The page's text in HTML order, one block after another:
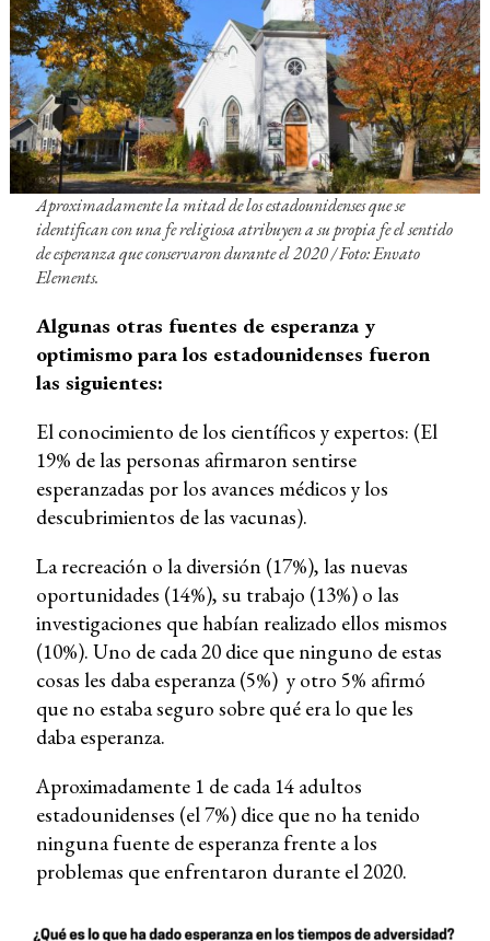
Aproximadamente la mitad de los estadounidenses que se
identifican con una fe religiosa atribuyen a su propia fe el sentido
de esperanza que conservaron durante el 2020 / Foto: Envato
Elements.
Algunas otras fuentes de esperanza y
optimismo para los estadounidenses fueron
las siguientes:
El conocimiento de los científicos y expertos: (El
19% de las personas afirmaron sentirse
esperanzadas por los avances médicos y los
descubrimientos de las vacunas).
La recreación o la diversión (17%), las nuevas
oportunidades (14%), su trabajo (13%) o las
investigaciones que habían realizado ellos mismos
(10%). Uno de cada 20 dice que ninguno de estas
cosas les daba esperanza (5%) y otro 5% afirmó
que no estaba seguro sobre qué era lo que les
daba esperanza.
Aproximadamente 1 de cada 14 adultos
estadounidenses (el 7%) dice que no ha tenido
ninguna fuente de esperanza frente a los
problemas que enfrentaron durante el 2020.